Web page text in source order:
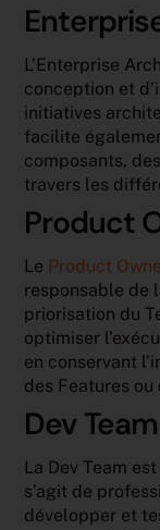
L’Enterprise
conception et
initiatives
facilite
composants,
travers les
Product
Le Product
responsable de
priorisation du
optimiser
en conservant
des Features ou
Dev Team
La Dev Team
s’agit de
développer et